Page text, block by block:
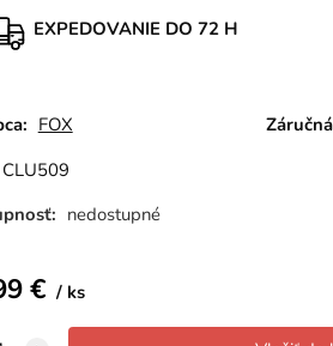
EXPEDOVANIE DO 72 H
FOX
CLU509
nedostupné
€ ks